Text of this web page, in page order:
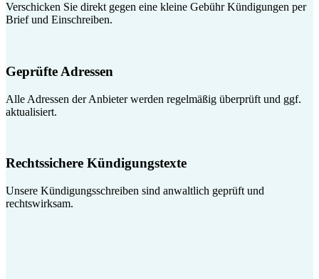
Verschicken Sie direkt gegen eine kleine Gebühr Kündigungen per
Brief und Einschreiben.
Geprüfte Adressen
Alle Adressen der Anbieter werden regelmäßig überprüft und ggf.
aktualisiert.
Rechtssichere Kündigungstexte
Unsere Kündigungsschreiben sind anwaltlich geprüft und
rechtswirksam.